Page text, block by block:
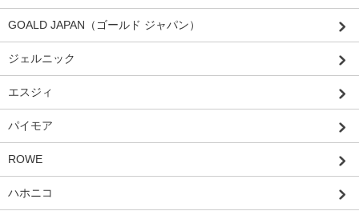
GOALD JAPAN（ゴールド ジャパン）
ジェルニック
エスジィ
パイモア
ROWE
ハホニコ